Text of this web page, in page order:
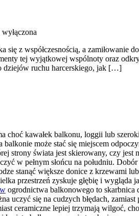
wyłączona
z współczesnością, a zamiłowanie
tej wyjątkowej wspólnoty oraz
dziejów ruchu harcerskiego, jak […]
kawałek balkonu, loggii lub
może stać się miejscem
strony świata jest skierowany, czy
w pełnym słońcu na południu.
stanąć większe donice z krzewami
przestrzeń zyskuje głębię i wygląda
ogrodnictwa balkonowego to skarbnica
się na cudzych błędach,
ceramiczne lepiej trzymają wilgoć,